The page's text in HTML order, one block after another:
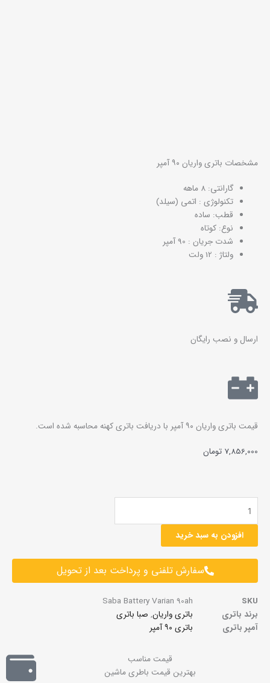
مشخصات باتری واریان ۹۰ آمپر
گارانتی: 8 ماهه
تکنولوژی : اتمی (سیلد)
قطب: ساده
نوع: کوتاه
شدت جریان : 90 آمپر
ولتاژ : 12 ولت
ارسال و نصب رایگان
قیمت باتری واریان ۹۰ آمپر با دریافت باتری کهنه محاسبه شده است.
7,856,000 تومان
واریان
۹۰
آمپر
عدد
افزودن به سبد خرید
سفارش تلفنی و پرداخت بعد از تحویل
SKU
Saba Battery Varian 90ah
برند باتری
باتری واریان, صبا باتری
آمپر باتری
باتری ۹۰ آمپر
قیمت مناسب
بهترین قیمت باطری ماشین